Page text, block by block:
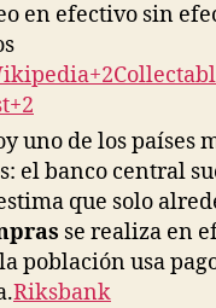
en efectivo sin
uno de los países
el banco central
que solo
se realiza en
población usa
Riksbank